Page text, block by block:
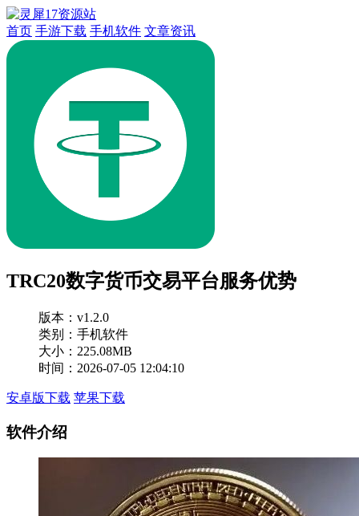
首页 手游下载 手机软件 文章资讯
TRC20数字货币交易平台服务优势
版本： v1.2.0
类别：手机软件
大小：225.08MB
时间：2026-07-05 12:04:10
安卓版下载 苹果下载
软件介绍